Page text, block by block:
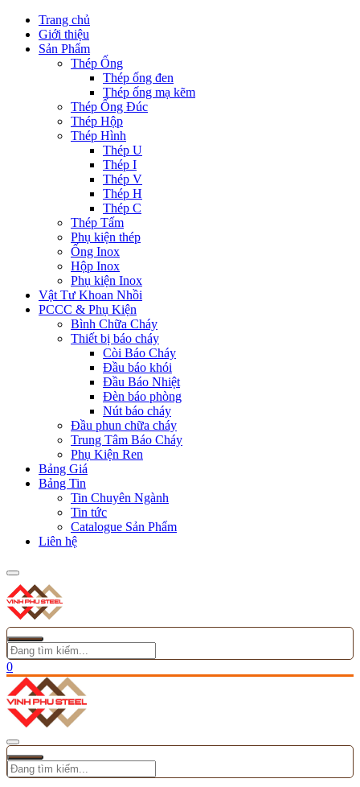
Trang chủ
Giới thiệu
Sản Phẩm
Thép Ống
Thép ống đen
Thép ống mạ kẽm
Thép Ống Đúc
Thép Hộp
Thép Hình
Thép U
Thép I
Thép V
Thép H
Thép C
Thép Tấm
Phụ kiện thép
Ống Inox
Hộp Inox
Phụ kiện Inox
Vật Tư Khoan Nhồi
PCCC & Phụ Kiện
Bình Chữa Cháy
Thiết bị báo cháy
Còi Báo Cháy
Đầu báo khói
Đầu Báo Nhiệt
Đèn báo phòng
Nút báo cháy
Đầu phun chữa cháy
Trung Tâm Báo Cháy
Phụ Kiện Ren
Bảng Giá
Bảng Tin
Tin Chuyên Ngành
Tin tức
Catalogue Sản Phẩm
Liên hệ
0